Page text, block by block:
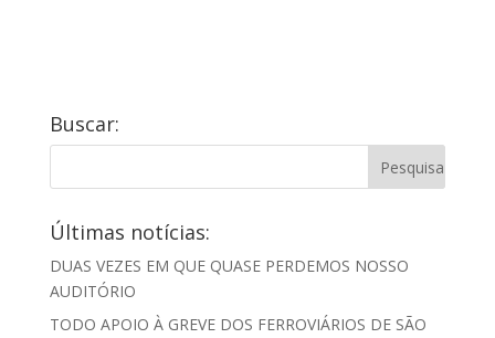
Buscar:
Últimas notícias:
DUAS VEZES EM QUE QUASE PERDEMOS NOSSO
AUDITÓRIO
TODO APOIO À GREVE DOS FERROVIÁRIOS DE SÃO